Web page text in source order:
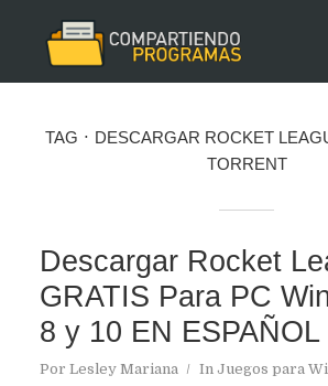
TAG
DESCARGAR ROCKET
TORRENT
Descargar Rocket
GRATIS Para PC
8 y 10 EN ESPAÑOL
Por Lesley Mariana In Juegos para